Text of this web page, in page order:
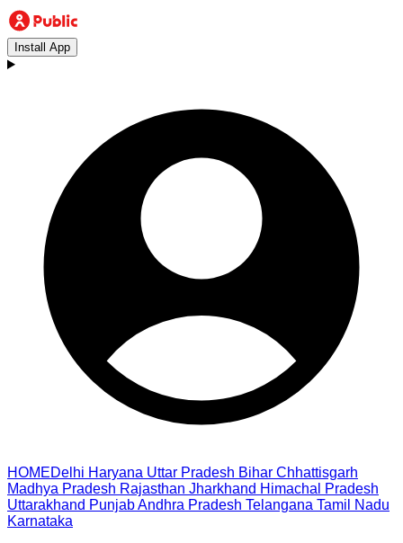
Install App
HOMEDelhi Haryana Uttar Pradesh Bihar Chhattisgarh
Madhya Pradesh Rajasthan Jharkhand Himachal Pradesh
Uttarakhand PunjabAndhra Pradesh Telangana Tamil Nadu
Karnataka